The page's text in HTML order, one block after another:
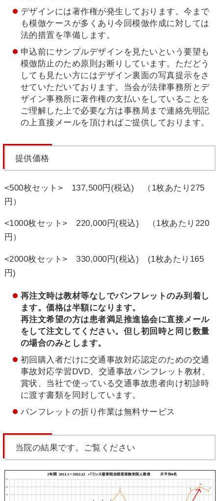
デザインには著作権が発生しております。今まで
も模倣ケースが多くあり今回模倣作成に対しては
法的措置を準備します。
申込前にサンプルデザインを見たいという要望も
模倣防止のため原則お断りしています。ただどう
しても見たい方にはデザイン裏面の写真提示をさ
せていただいております。当会が法律事務所とデ
ザイン事務所に著作権の支払いをしていることを
ご理解した上で必要な方は事務局まで連絡先明記
の上直接メールを頂ければご提供しております。
提供価格
<500枚セット> 137,500円(税込)
（1枚あたり275
円）
<1000枚セット> 220,000円(税込) （1枚あたり220
円）
<2000枚セット> 330,000円(税込) (1枚あたり165
円)
再注文時は教材等なしでパンフレットのみ到着し
ます。価格は半額になります。
再注文希望の方は患者満足推進協会に直接メール
をして注文してください。但し初回時と同じ数量
の場合のみとします。
初回購入者だけに交通事故対応認定のための交通
事故対応学習DVD、交通事故パンフレット教材、
賞状、当社で使っている交通事故患者向け初診時
に渡す書類を同封しています。
パンフレットの折り作業は無料サービス
当院の結果です。ご覧ください